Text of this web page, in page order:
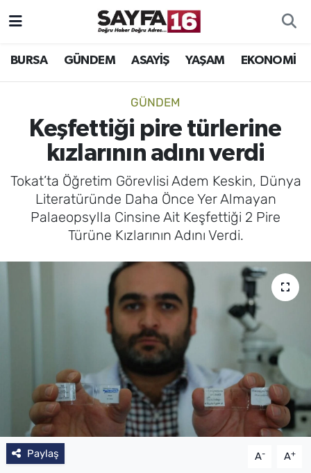
BURSA GÜNDEM ASAYİŞ YAŞAM EKONOMİ
GÜNDEM
Keşfettiği pire türlerine
kızlarının adını verdi
Tokat’ta Öğretim Görevlisi Adem Keskin, Dünya
Literatüründe Daha Önce Yer Almayan
Palaeopsylla Cinsine Ait Keşfettiği 2 Pire
Türüne Kızlarının Adını Verdi.
Paylaş A- A+
ÖZEL HABER
MAGAZİN
BİLİM
DÜNYA
TEKNOLOJİ
SPOR
TV REHBERİ
Hava Durumu
TFF 2.Lig Beyaz Grup Puan Durumu ve Fikstür
Tüm Manşetler
Son Dakika Haberleri
Haber Arşivi